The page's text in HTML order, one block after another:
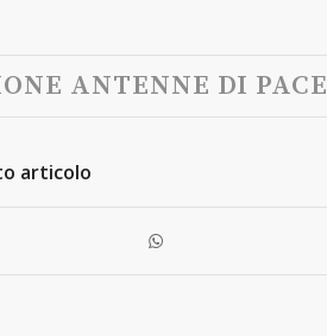
ANTENNE DI PACE
articolo